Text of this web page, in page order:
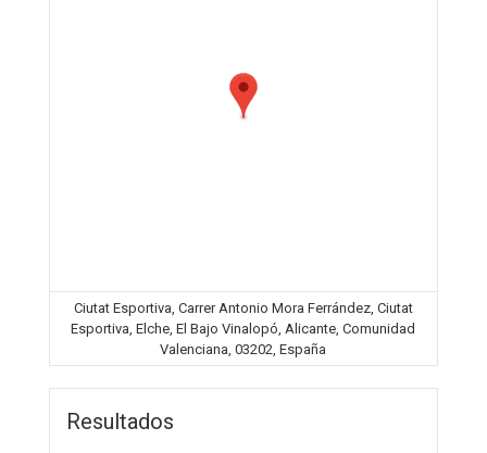
Ciutat Esportiva, Carrer Antonio Mora Ferrández, Ciutat
Esportiva, Elche, El Bajo Vinalopó, Alicante, Comunidad
Valenciana, 03202, España
Resultados